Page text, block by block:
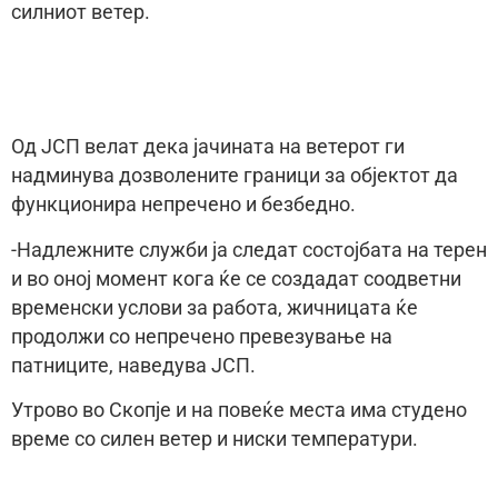
силниот ветер.
Од ЈСП велат дека јачината на ветерот ги
надминува дозволените граници за објектот да
функционира непречено и безбедно.
-Надлежните служби ја следат состојбата на терен
и во оној момент кога ќе се создадат соодветни
временски услови за работа, жичницата ќе
продолжи со непречено превезување на
патниците, наведува ЈСП.
Утрово во Скопје и на повеќе места има студено
време со силен ветер и ниски температури.